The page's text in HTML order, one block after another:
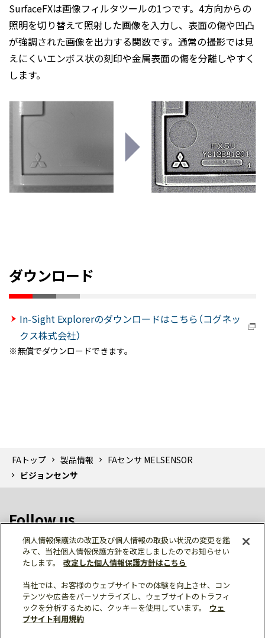
SurfaceFXは画像フィルタツールの1つです。4方向からの
照明を切り替えて照射した画像を入力し、表面の傷や凹凸
が強調された画像を出力する関数です。通常の撮影では見
えにくいエンボス状の刻印や金属表面の傷を分離しやすく
します。
ダウンロード
In-Sight Explorerのダウンロードはこちら（コグネッ
クス株式会社）
無償でダウンロードできます。
FAトップ 製品情報
FAセンサ MELSENSOR
ビジョンセンサ
Follow us
個人情報保護 利用規約
ご利用にあたって
サイトマップ
三菱電機トップ
© Mitsubishi Electric Corporation
個人情報保護法の改正及び個人情報の取扱い状況の変更を鑑
みて、当社個人情報保護方針を改定しましたのでお知らせい
たします。
改定した個人情報保護方針はこちら
当社では、お客様のウェブサイトでの体験を向上させ、コン
テンツや広告をパーソナライズし、ウェブサイトのトラフィ
ックを分析するために、クッキーを使用しています。
ウェ
ブサイト利用規約